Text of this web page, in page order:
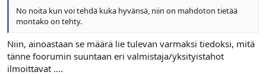
No noita kun voi tehdä kuka hyvänsä, niin on mahdoton tietää
montako on tehty.
Niin, ainoastaan se määrä lie tulevan varmaksi tiedoksi, mitä
tänne foorumin suuntaan eri valmistaja/yksityistahot
ilmoittavat ....